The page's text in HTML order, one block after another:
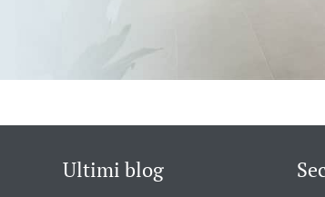
Ultimi blog